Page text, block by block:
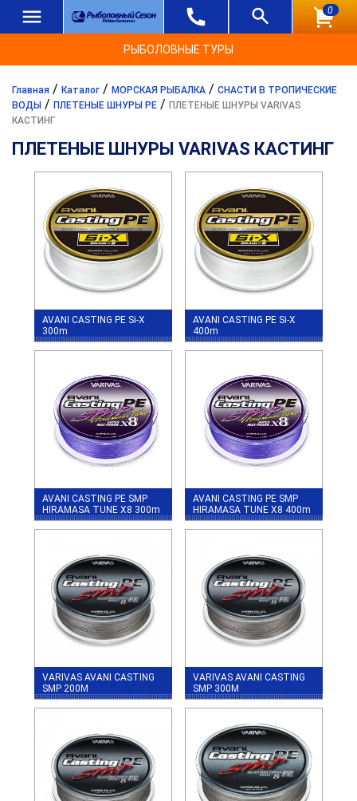
0
РЫБОЛОВНЫЕ ТУРЫ
Главная / Каталог / МОРСКАЯ РЫБАЛКА / СНАСТИ В ТРОПИЧЕСКИЕ
ВОДЫ / ПЛЕТЕНЫЕ ШНУРЫ PE / ПЛЕТЕНЫЕ ШНУРЫ VARIVAS
КАСТИНГ
ПЛЕТЕНЫЕ ШНУРЫ VARIVAS КАСТИНГ
AVANI CASTING PE Si-X
300m
AVANI CASTING PE Si-X
400m
AVANI CASTING PE SMP
HIRAMASA TUNE X8 300m
AVANI CASTING PE SMP
HIRAMASA TUNE X8 400m
VARIVAS AVANI CASTING
SMP 200М
VARIVAS AVANI CASTING
SMP 300М